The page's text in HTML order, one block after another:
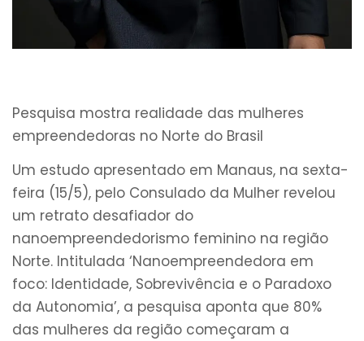
Pesquisa mostra realidade das mulheres
empreendedoras no Norte do Brasil
Um estudo apresentado em Manaus, na sexta-
feira (15/5), pelo Consulado da Mulher revelou
um retrato desafiador do
nanoempreendedorismo feminino na região
Norte. Intitulada ‘Nanoempreendedora em
foco: Identidade, Sobrevivência e o Paradoxo
da Autonomia’, a pesquisa aponta que 80%
das mulheres da região começaram a